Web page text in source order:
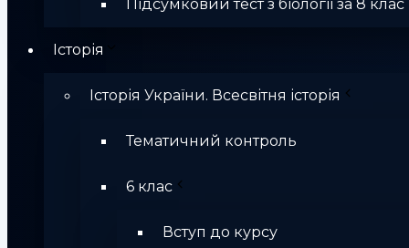
Підсумковий тест з біології за 8 клас
Історія
Історія України. Всесвітня історія
Тематичний контроль
6 клас
Вступ до курсу